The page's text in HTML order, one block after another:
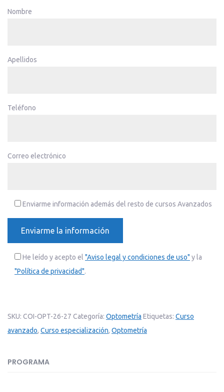
Nombre
Apellidos
Teléfono
Correo electrónico
Enviarme información además del resto de cursos Avanzados
He leído y acepto el "Aviso legal y condiciones de uso" y la
"Política de privacidad".
SKU: COI-OPT-26-27 Categoría: Optometría Etiquetas: Curso
avanzado, Curso especialización, Optometría
PROGRAMA